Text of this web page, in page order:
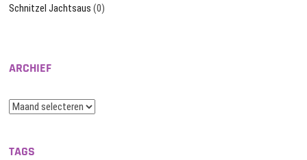
Schnitzel Jachtsaus (0)
ARCHIEF
Archief
TAGS